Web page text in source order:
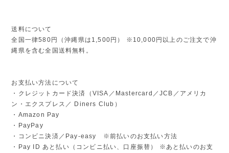
送料について
全国一律580円（沖縄県は1,500円） ※10,000円以上のご注文で沖
縄県を含む全国送料無料。
お支払い方法について
・クレジットカード決済（VISA／Mastercard／JCB／アメリカ
ン・エクスプレス／ Diners Club）
・Amazon Pay
・PayPay
・コンビニ決済／Pay-easy ※前払いのお支払い方法
・Pay ID あと払い（コンビニ払い、口座振替） ※あと払いのお支